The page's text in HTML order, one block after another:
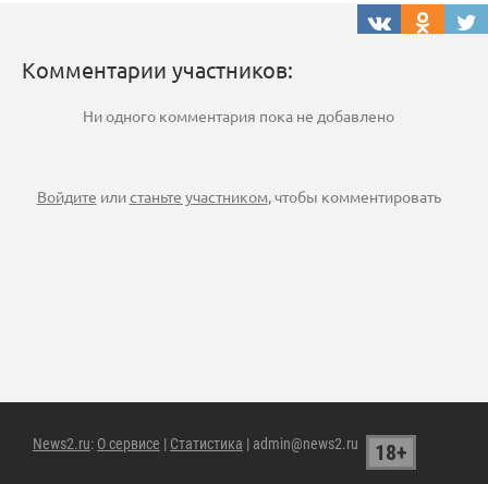
Комментарии участников:
Ни одного комментария пока не добавлено
Войдите илистаньте участником, чтобы комментировать
News2.ru: О сервисе | Статистика | admin@news2.ru 18+